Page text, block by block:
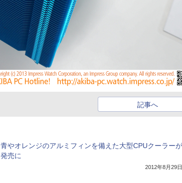
記事へ
青やオレンジのアルミフィンを備えた大型CPUクーラーが
発売に
2012年8月29日